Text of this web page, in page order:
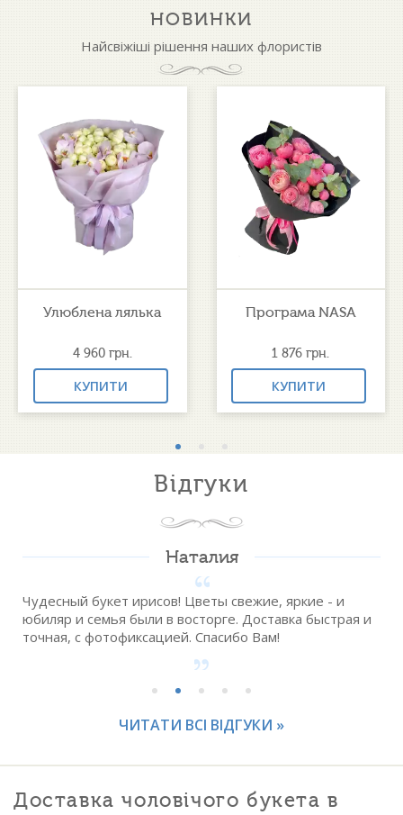
НОВИНКИ
Найсвіжіші рішення наших флористів
Улюблена лялька
4 960 грн.
КУПИТИ
Програма NASA
1 876грн.
КУПИТИ
Відгуки
Наталия
Чудесный букет ирисов! Цветы свежие, яркие - и
юбиляр и семья были в восторге. Доставка быстрая и
точная, с фотофиксацией. Спасибо Вам!
ЧИТАТИ ВСІ ВІДГУКИ »
Доставка чоловічого букета в